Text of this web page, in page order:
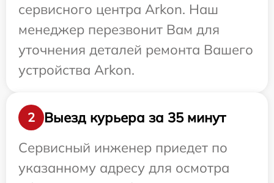
сервисного центра Arkon. Наш
менеджер перезвонит Вам для
уточнения деталей ремонта Вашего
устройства Arkon.
2
Выезд курьера за 35 минут
Сервисный инженер приедет по
указанному адресу для осмотра